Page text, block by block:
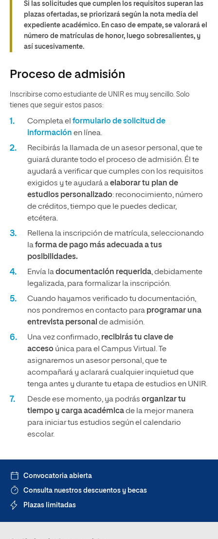
Si las solicitudes que cumplen los requisitos superan las
plazas ofertadas, se priorizará según la nota media del
expediente académico. En caso de empate, se valorará el
número de matrículas de honor, luego sobresalientes, y
así sucesivamente.
Proceso de admisión
Inscribirse como estudiante de UNIR es muy sencillo. Solo
tienes que seguir estos pasos:
Completa el formulario de solicitud de
información en línea.
Recibirás la llamada de un asesor personal, que te
guiará durante todo el proceso de admisión. Él te
ayudará a verificar que cumples con los requisitos
exigidos y te ayudará aelaborar tu plan de
estudios personalizado: reconocimiento, número
de créditos, tiempo que le puedes dedicar,
etcétera.
Rellena la inscripción de matrícula, seleccionando
laforma de pago más adecuada a tus
posibilidades.
Envía ladocumentación requerida, debidamente
legalizada, para formalizar la inscripción.
Cuando hayamos verificado tu documentación,
nos pondremos en contacto para programar una
entrevista personal de admisión.
Una vez confirmado, recibirás tu clave de
acceso única para el Campus Virtual. Te
asignaremos un asesor personal, que te
acompañará y aclarará cualquier inquietud que
tenga antes y durante tu etapa de estudios en UNIR.
Desde ese momento, ya podrás organizar tu
tiempo y carga académicade la mejor manera
para iniciar tus estudios según el calendario
escolar.
Convocatoria abierta
Consulta nuestros descuentos y becas
Plazas limitadas